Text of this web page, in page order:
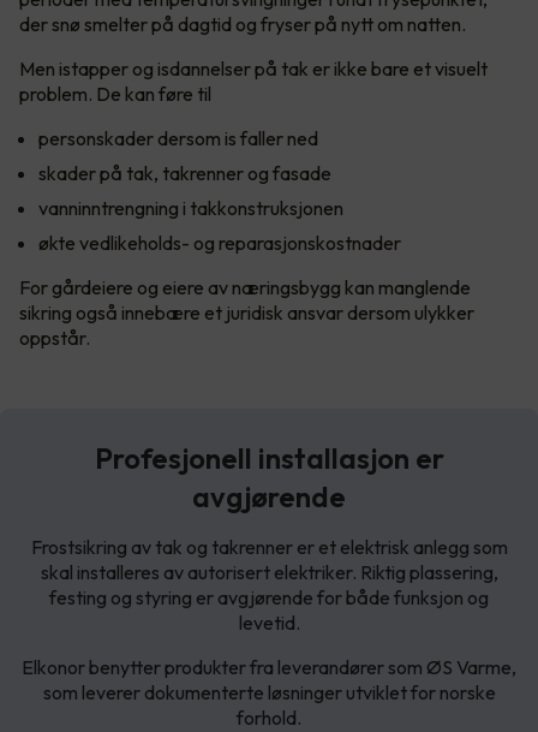
der snø smelter på dagtid og fryser på nytt om natten.
Men istapper og isdannelser på tak er ikke bare et visuelt
problem. De kan føre til
personskader dersom is faller ned
skader på tak, takrenner og fasade
vanninntrengning i takkonstruksjonen
økte vedlikeholds- og reparasjonskostnader
For gårdeiere og eiere av næringsbygg kan manglende
sikring også innebære et juridisk ansvar dersom ulykker
oppstår.
Profesjonell installasjon er
avgjørende
Frostsikring av tak og takrenner er et elektrisk anlegg som
skal installeres av autorisert elektriker. Riktig plassering,
festing og styring er avgjørende for både funksjon og
levetid.
Elkonor benytter produkter fra leverandører som ØS Varme,
som leverer dokumenterte løsninger utviklet for norske
forhold.